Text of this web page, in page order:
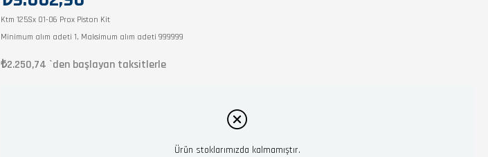
Ktm 125Sx 01-06 Prox Piston Kit
Minimum alım adeti 1, Maksimum alım adeti 999999
₺2.250,74 `den başlayan taksitlerle
Ürün stoklarımızda kalmamıştır.